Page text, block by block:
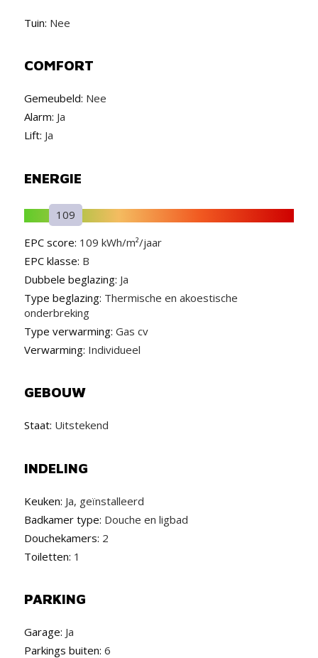
Tuin: Nee
COMFORT
Gemeubeld: Nee
Alarm: Ja
Lift: Ja
ENERGIE
109
EPC score: 109 kWh/m²/jaar
EPC klasse: B
Dubbele beglazing: Ja
Type beglazing: Thermische en akoestische
onderbreking
Type verwarming: Gas cv
Verwarming: Individueel
GEBOUW
Staat: Uitstekend
INDELING
Keuken: Ja, geïnstalleerd
Badkamer type: Douche en ligbad
Douchekamers: 2
Toiletten: 1
PARKING
Garage: Ja
Parkings buiten: 6